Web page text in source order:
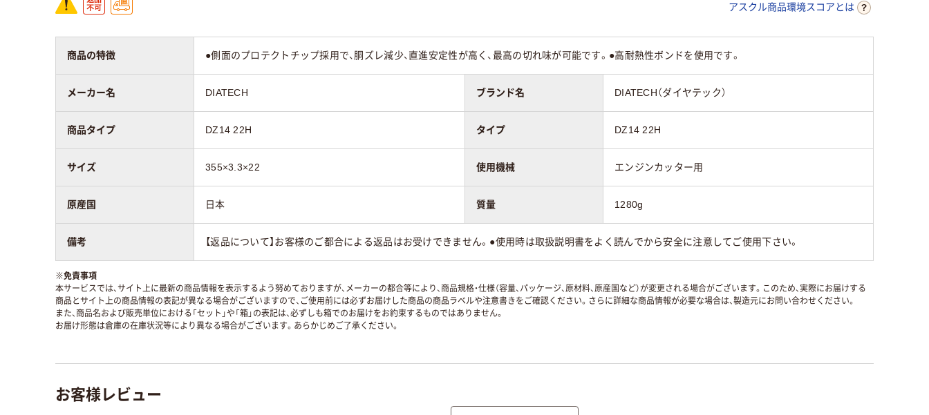
アスクル商品環境スコアとは
商品の特徴 ●側面のプロテクトチップ採用で、胴ズレ減少、直進安定性が高く、最高の切れ味が可能です。●高耐熱性ボンドを使用です。
メーカー名 DIATECH ブランド名 DIATECH（ダイヤテック）
商品タイプ DZ14 22H タイプ DZ14 22H
サイズ 355×3.3×22 使用機械 エンジンカッター用
原産国 日本 質量 1280g
備考 【返品について】お客様のご都合による返品はお受けできません。●使用時は取扱説明書をよく読んでから安全に注意してご使用下さい。
※免責事項
本サービスでは、サイト上に最新の商品情報を表示するよう努めておりますが、メーカーの都合等により、商品規格・仕様（容量、パッケージ、原材料、原産国など）が変更される場合がございます。このため、実際にお届けする
商品とサイト上の商品情報の表記が異なる場合がございますので、ご使用前には必ずお届けした商品の商品ラベルや注意書きをご確認ください。さらに詳細な商品情報が必要な場合は、製造元にお問い合わせください。
また、商品名および販売単位における「セット」や「箱」の表記は、必ずしも箱でのお届けをお約束するものではありません。
お届け形態は倉庫の在庫状況等により異なる場合がございます。あらかじめご了承ください。
お客様レビュー